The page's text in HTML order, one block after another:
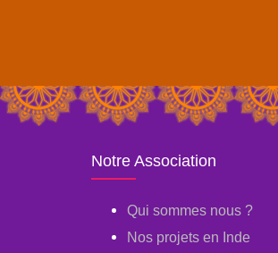
Notre Association
Qui sommes nous ?
Nos projets en Inde